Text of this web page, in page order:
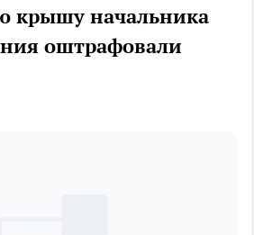
крышу начальника
оштрафовали